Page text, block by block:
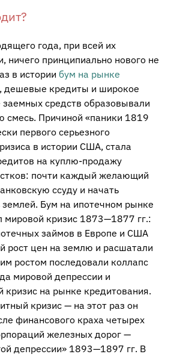
года, при всей их
ничего принципиально нового не
в истории бум на рынке
, дешевые кредиты и широкое
заемных средств образовывали
смесь. Причиной «паники 1819
первого серьезного
в истории США, стала
на куплю-продажу
почти каждый желающий
ссуду и начать
землей. Бум на ипотечном рынке
мировой кризис 1873—1877 гг.:
займов в Европе и США
рост цен на землю и расшатали
ростом последовали коллапс
мировой депрессии и
кризис на рынке кредитования.
кризис — на этот раз он
финансового краха четырех
железных дорог —
депрессии» 1893—1897 гг. В